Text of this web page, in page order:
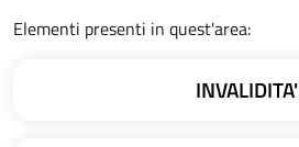
Elementi presenti in quest'area:
INVALIDITA'